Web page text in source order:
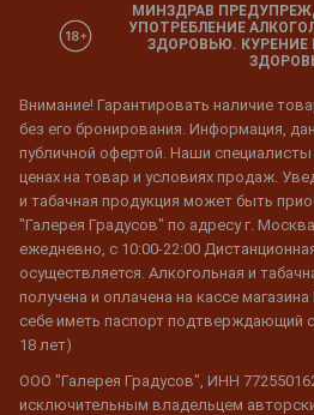
МИНЗДРАВ
УПОТРЕБЛЕНИЕ
ЗДОРОВЬЮ.
Внимание! Гарантировать наличие
без его бронирования. Информация,
публичной офертой. Наши
ценах на товар и условиях продаж.
и табачная продукция может быть
"Галерея Градусов" по адресу г.
ежедневно, с 10:00-22:00
осуществляется. Алкогольная и
получена и оплачена на кассе
себе иметь паспорт подтверждающий
18 лет)
ООО "Галерея Градусов", ИНН
исключительным владельцем